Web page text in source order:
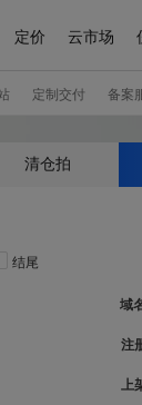
清仓拍
结尾
域
注